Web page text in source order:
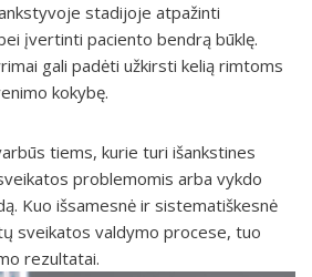
stadijoje atpažinti
įvertinti paciento bendrą būklę.
gali padėti užkirsti kelią rimtoms
kokybę.
tiems, kurie turi išankstines
problemomis arba vykdo
Kuo išsamesnė ir sistematiškesnė
sveikatos valdymo procese, tuo
rezultatai.